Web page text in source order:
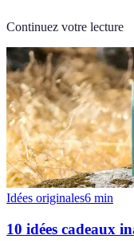
Continuez votre lecture
Idées originales6 min
10 idées cadeaux